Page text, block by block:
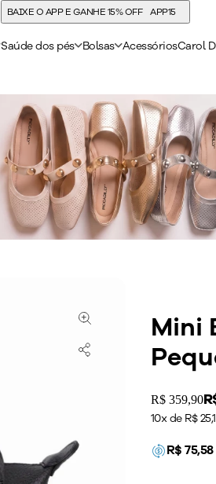
COMPRE E ACUMULE 30% DE
Saúde dos pés Bolsas AcessóriosCarol
Mini
Original
R$ 359,90
10x de R$
R$75,58